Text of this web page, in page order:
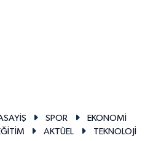
SPOR
EKONOMİ
AKTÜEL TEKNOLOJİ